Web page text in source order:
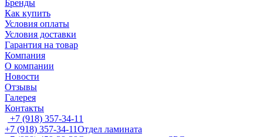
Бренды
Как купить
Условия оплаты
Условия доставки
Гарантия на товар
Компания
О компании
Новости
Отзывы
Галерея
Контакты
+7 (918) 357-34-11
+7 (918) 357-34-11Отдел ламината